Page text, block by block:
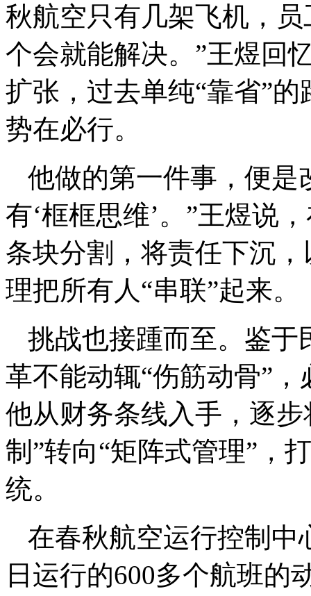
秋航空只有几架飞机，
个会就能解决。”王煜回
扩张，过去单纯“靠省”
势在必行。
他做的第一件事，便是
有‘框框思维’。”王煜说
条块分割，将责任下沉
理把所有人“串联”起来。
挑战也接踵而至。鉴于
革不能动辄“伤筋动骨”
他从财务条线入手，逐
制”转向“矩阵式管理”，
统。
在春秋航空运行控制中
日运行的600多个航班的